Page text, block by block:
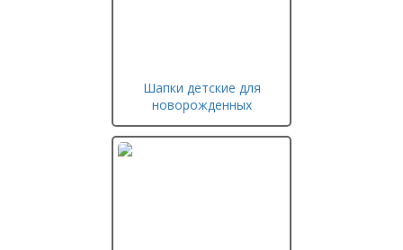
Шапки детские для
новорожденных